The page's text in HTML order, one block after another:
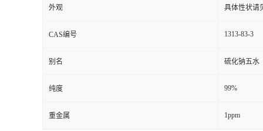
外观 具体性状请
CAS编号 1313-83-3
别名 硫化钠五水
纯度 99%
重金属 1ppm